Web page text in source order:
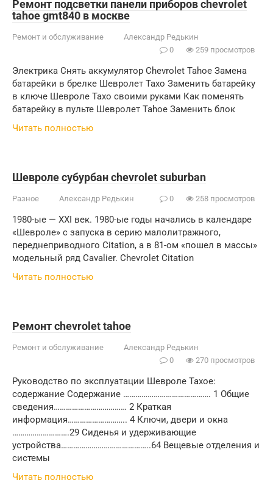
Ремонт подсветки панели приборов chevrolet
tahoe gmt840 в москве
Ремонт и обслуживание
Александр Редькин
0
259 просмотров
Электрика Снять аккумулятор Chevrolet Tahoe Замена
батарейки в брелке Шевролет Тахо Заменить батарейку
в ключе Шевроле Тахо своими руками Как поменять
батарейку в пульте Шевролет Tahoe Заменить блок
Читать полностью
Шевроле субурбан chevrolet suburban
Разное Александр Редькин 0 258 просмотров
1980-ые — XXI век. 1980-ые годы начались в календаре
«Шевроле» с запуска в серию малолитражного,
переднеприводного Citation, а в 81-ом «пошел в массы»
модельный ряд Cavalier. Chevrolet Citation
Читать полностью
Ремонт chevrolet tahoe
Ремонт и обслуживание
Александр Редькин
0
270 просмотров
Руководство по эксплуатации Шевроле Тахое:
содержание Содержание ……………………………………. 1 Общие
сведения……………………………… 2 Краткая
информация……………………….. 4 Ключи, двери и окна
……………………….29 Сиденья и удерживающие
устройства……………………………………..64 Вещевые отделения и
системы
Читать полностью